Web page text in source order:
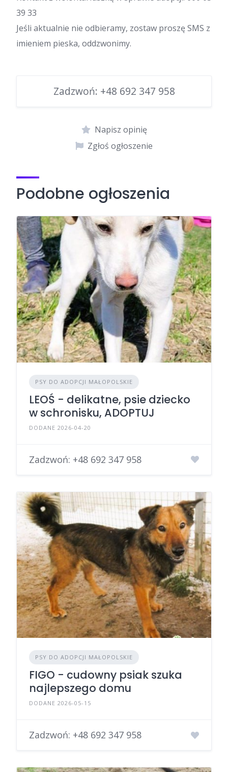
39 33
Jeśli aktualnie nie odbieramy, zostaw proszę SMS z
imieniem pieska, oddzwonimy.
Zadzwoń: +48 692 347 958
Napisz opinię
Zgłoś ogłoszenie
Podobne ogłoszenia
PSY DO ADOPCJI MAŁOPOLSKIE
LEOŚ - delikatne, psie dziecko
w schronisku, ADOPTUJ
DODANE 2026-04-20
Zadzwoń: +48 692 347 958
PSY DO ADOPCJI MAŁOPOLSKIE
FIGO - cudowny psiak szuka
najlepszego domu
DODANE 2026-05-15
Zadzwoń: +48 692 347 958